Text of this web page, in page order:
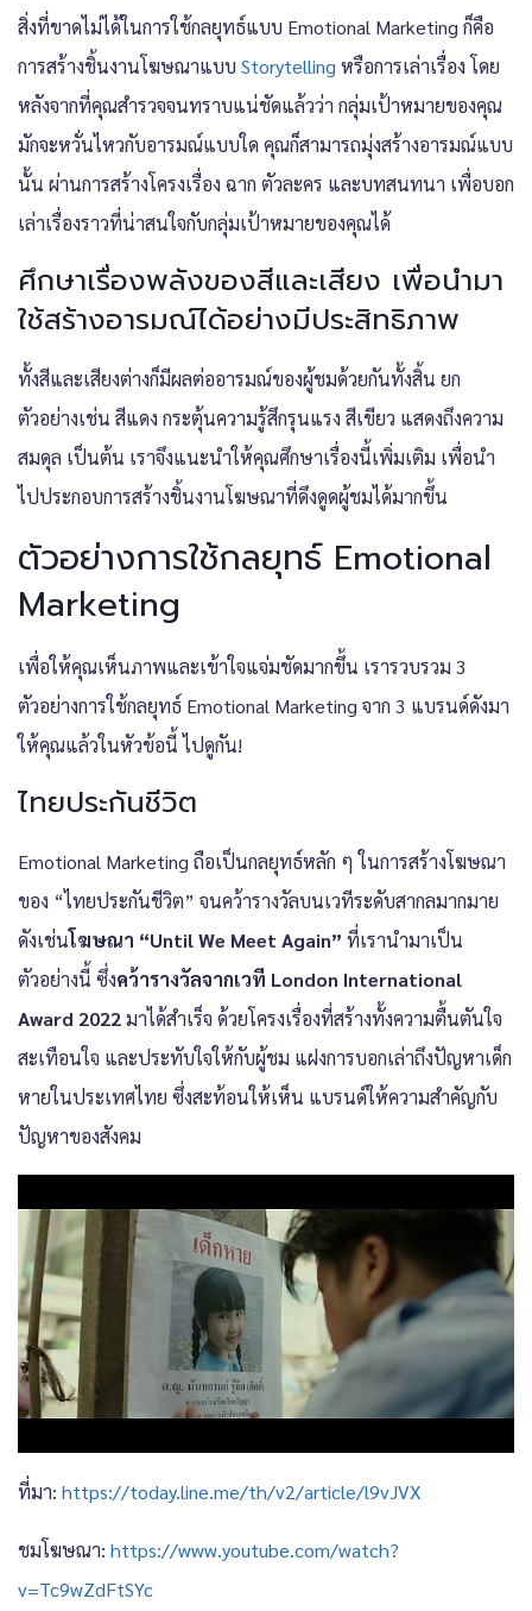
สิ่งที่ขาดไม่ได้ในการใช้กลยุทธ์แบบ Emotional Marketing ก็คือ
การสร้างชิ้นงานโฆษณาแบบ Storytelling หรือการเล่าเรื่อง โดย
หลังจากที่คุณสำรวจจนทราบแน่ชัดแล้วว่า กลุ่มเป้าหมายของคุณ
มักจะหวั่นไหวกับอารมณ์แบบใด คุณก็สามารถมุ่งสร้างอารมณ์แบบ
นั้น ผ่านการสร้างโครงเรื่อง ฉาก ตัวละคร และบทสนทนา เพื่อบอก
เล่าเรื่องราวที่น่าสนใจกับกลุ่มเป้าหมายของคุณได้
ศึกษาเรื่องพลังของสีและเสียง เพื่อนำมา
ใช้สร้างอารมณ์ได้อย่างมีประสิทธิภาพ
ทั้งสีและเสียงต่างก็มีผลต่ออารมณ์ของผู้ชมด้วยกันทั้งสิ้น ยก
ตัวอย่างเช่น สีแดง กระตุ้นความรู้สึกรุนแรง สีเขียว แสดงถึงความ
สมดุล เป็นต้น เราจึงแนะนำให้คุณศึกษาเรื่องนี้เพิ่มเติม เพื่อนำ
ไปประกอบการสร้างชิ้นงานโฆษณาที่ดึงดูดผู้ชมได้มากขึ้น
ตัวอย่างการใช้กลยุทธ์ Emotional
Marketing
เพื่อให้คุณเห็นภาพและเข้าใจแจ่มชัดมากขึ้น เรารวบรวม 3
ตัวอย่างการใช้กลยุทธ์ Emotional Marketing จาก 3 แบรนด์ดังมา
ให้คุณแล้วในหัวข้อนี้ ไปดูกัน!
ไทยประกันชีวิต
Emotional Marketing ถือเป็นกลยุทธ์หลัก ๆ ในการสร้างโฆษณา
ของ “ไทยประกันชีวิต” จนคว้ารางวัลบนเวทีระดับสากลมากมาย
ดังเช่นโฆษณา “Until We Meet Again” ที่เรานำมาเป็น
ตัวอย่างนี้ ซึ่งคว้ารางวัลจากเวที London International
Award 2022มาได้สำเร็จ ด้วยโครงเรื่องที่สร้างทั้งความตื้นตันใจ
สะเทือนใจ และประทับใจให้กับผู้ชม แฝงการบอกเล่าถึงปัญหาเด็ก
หายในประเทศไทย ซึ่งสะท้อนให้เห็น แบรนด์ให้ความสำคัญกับ
ปัญหาของสังคม
ที่มา: https://today.line.me/th/v2/article/l9vJVX
ชมโฆษณา: https://www.youtube.com/watch?
v=Tc9wZdFtSYc